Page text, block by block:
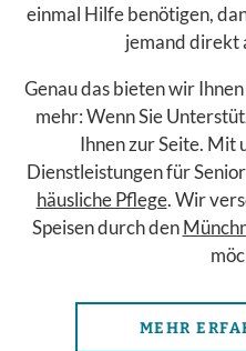
einmal Hilfe benötigen,
jemand direkt
Genau das bieten wir
mehr: Wenn Sie
Ihnen zur Seite. Mit
Dienstleistungen für
häusliche Pflege. Wir
Speisen durch den
MEHR